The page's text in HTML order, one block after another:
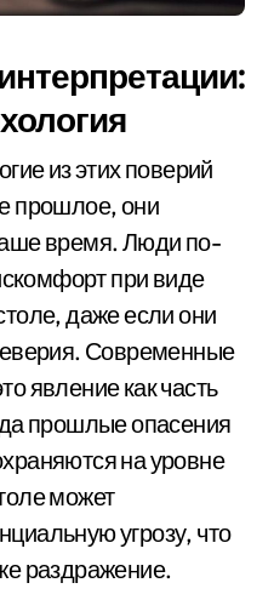
из этих поверий
прошлое, они
время. Люди по-
при виде
даже если они
Современные
явление как часть
прошлые опасения
на уровне
может
угрозу, что
раздражение.